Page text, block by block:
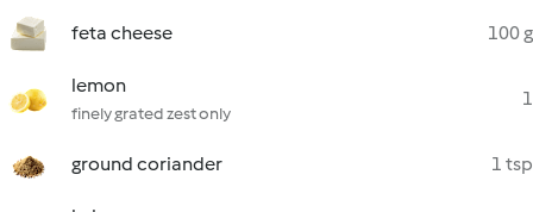
feta cheese 100 g
lemon
finely grated zest only
1
ground coriander 1 tsp